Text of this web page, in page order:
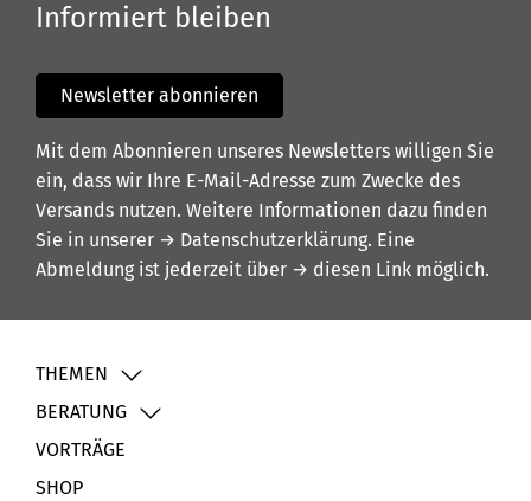
Informiert bleiben
Newsletter abonnieren
Mit dem Abonnieren unseres Newsletters willigen Sie
ein, dass wir Ihre E-Mail-Adresse zum Zwecke des
Versands nutzen. Weitere Informationen dazu finden
Sie in unserer → Datenschutzerklärung. Eine
Abmeldung ist jederzeit über → diesen Link möglich.
THEMEN
BERATUNG
VORTRÄGE
SHOP